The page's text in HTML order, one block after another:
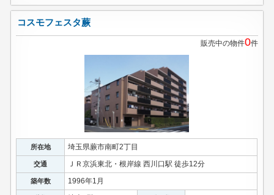
コスモフェスタ蕨
販売中の物件0件
所在地 埼玉県蕨市南町2丁目
交通 ＪＲ京浜東北・根岸線 西川口駅 徒歩12分
築年数 1996年1月